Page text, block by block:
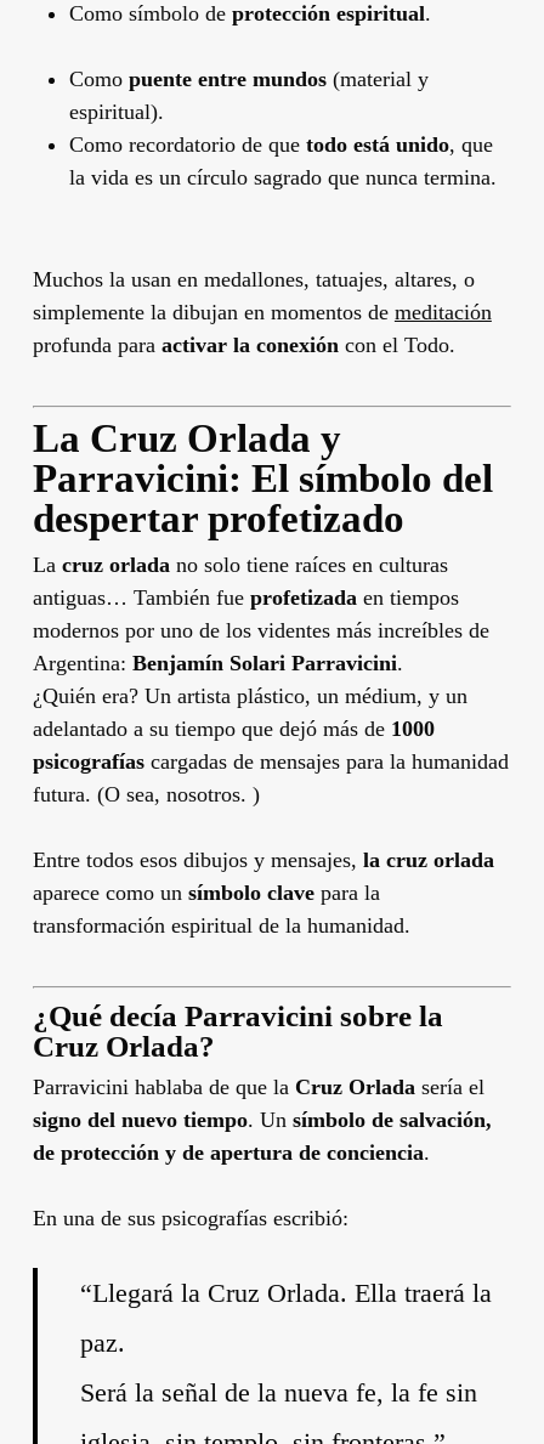
Como símbolo de protección espiritual.
Como puente entre mundos(material y
espiritual).
Como recordatorio de que todo está unido, que
la vida es un círculo sagrado que nunca termina.
Muchos la usan en medallones, tatuajes, altares, o
simplemente la dibujan en momentos de meditación
profunda para activar la conexióncon el Todo.
La Cruz Orlada y
Parravicini: El símbolo del
despertar profetizado
La cruz orladano solo tiene raíces en culturas
antiguas… También fue profetizadaen tiempos
modernos por uno de los videntes más increíbles de
Argentina: Benjamín Solari Parravicini.
¿Quién era? Un artista plástico, un médium, y un
adelantado a su tiempo que dejó más de 1000
psicografíascargadas de mensajes para la humanidad
futura. (O sea, nosotros. )
Entre todos esos dibujos y mensajes, la cruz orlada
aparece como un símbolo clavepara la
transformación espiritual de la humanidad.
¿Qué decía Parravicini sobre la
Cruz Orlada?
Parravicini hablaba de que la Cruz Orladasería el
signo del nuevo tiempo. Un símbolo de salvación,
de protección y de apertura de conciencia.
En una de sus psicografías escribió:
“Llegará la Cruz Orlada. Ella traerá la
paz.
Será la señal de la nueva fe, la fe sin